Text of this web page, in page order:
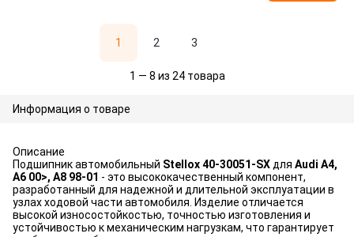
1 2 3
1 — 8 из 24 товара
Информация о товаре
Описание
Подшипник автомобильный Stellox 40-30051-SX для Audi A4,
A6 00>, A8 98-01 - это высококачественный компонент,
разработанный для надежной и длительной эксплуатации в
узлах ходовой части автомобиля. Изделие отличается
высокой износостойкостью, точностью изготовления и
устойчивостью к механическим нагрузкам, что гарантирует